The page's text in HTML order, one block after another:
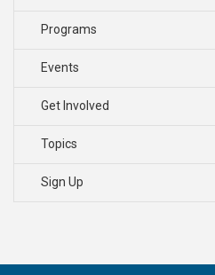
Programs
Events
Get Involved
Topics
Sign Up